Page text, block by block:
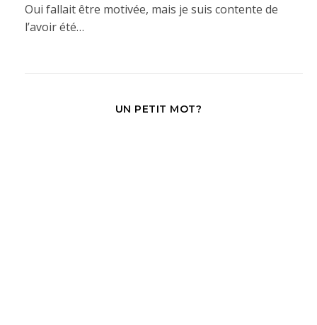
Oui fallait être motivée, mais je suis contente de
l’avoir été…
UN PETIT MOT?